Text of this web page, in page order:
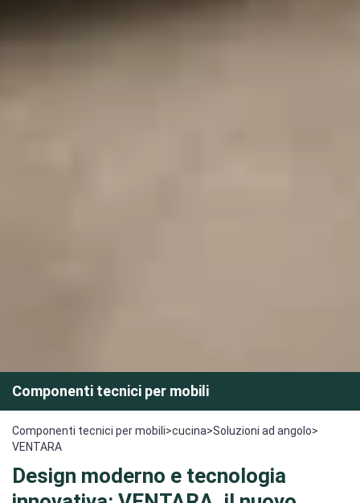
Componenti tecnici per mobili
Componenti tecnici per mobili>cucina>Soluzioni ad angolo>
VENTARA
Design moderno e tecnologia